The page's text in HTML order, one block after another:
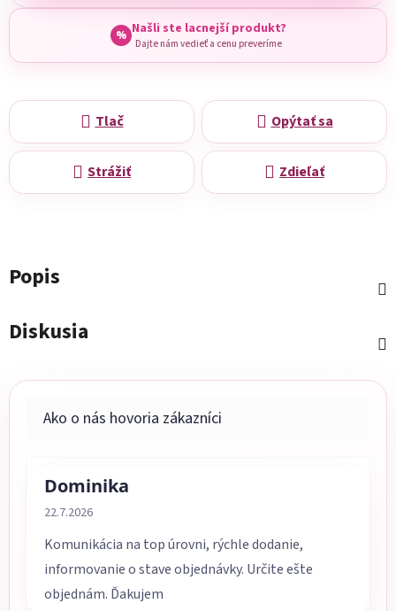
% Našli ste lacnejší produkt?
Dajte nám vedieť a cenu preveríme
Tlač Opýtať sa
Strážiť Zdieľať
Popis
Diskusia
Dominika
Hodnotenie obchodu je 5 z 5 hviezdičiek.
22.7.2026
Komunikácia na top úrovni, rýchle dodanie,
informovanie o stave objednávky. Určite ešte
objednám. Ďakujem